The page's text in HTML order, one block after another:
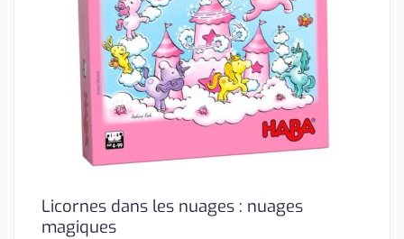
Licornes dans les nuages : nuages
magiques